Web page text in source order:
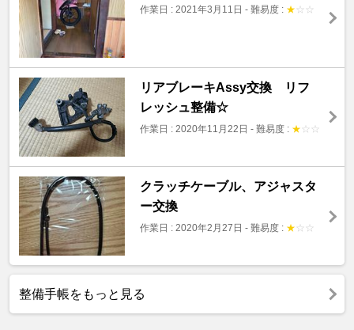
作業日 : 2021年3月11日 - 難易度 : ★ ☆ ☆
リアブレーキAssy交換 リフ
レッシュ整備☆
作業日 : 2020年11月22日 - 難易度 : ★ ☆ ☆
クラッチケーブル、アジャスタ
ー交換
作業日 : 2020年2月27日 - 難易度 : ★ ☆ ☆
整備手帳をもっと見る